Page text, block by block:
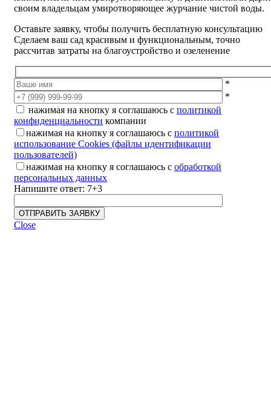
своим владельцам умиротворяющее журчание чистой воды.
Оставьте заявку, чтобы получить бесплатную консультацию
Сделаем ваш сад красивым и функциональным, точно
рассчитав затраты на благоустройство и озеленение
*
*
нажимая на кнопку я соглашаюсь с политикой
конфиденциальности компании
нажимая на кнопку я соглашаюсь с политикой
использование Cookies (файлы идентификации
пользователей)
нажимая на кнопку я соглашаюсь с обработкой
персональных данных
Напишите ответ: 7+3
Close